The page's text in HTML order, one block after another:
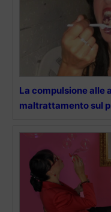
La compulsione alle
maltrattamento sul